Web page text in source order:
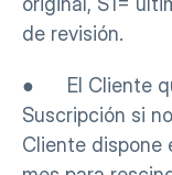
de revisión.
●      El
Suscripción si
Cliente dispone